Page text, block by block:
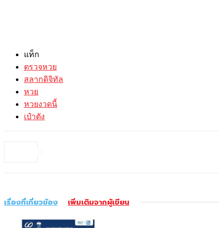
แท็ก
ตรวจหวย
สลากดิจิทัล
หวย
หวยงวดนี้
เป๋าตัง
เรื่องที่เกี่ยวข้อง เพิ่มเติมจากผู้เขียน